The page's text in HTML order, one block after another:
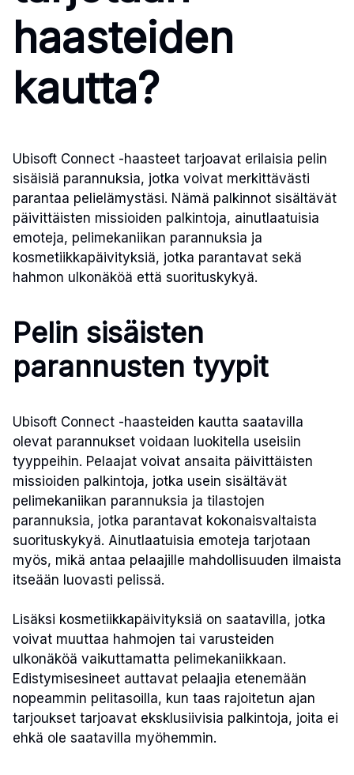
haasteiden
kautta?
Ubisoft Connect -haasteet tarjoavat erilaisia pelin
sisäisiä parannuksia, jotka voivat merkittävästi
parantaa pelielämystäsi. Nämä palkinnot sisältävät
päivittäisten missioiden palkintoja, ainutlaatuisia
emoteja, pelimekaniikan parannuksia ja
kosmetiikkapäivityksiä, jotka parantavat sekä
hahmon ulkonäköä että suorituskykyä.
Pelin sisäisten
parannusten tyypit
Ubisoft Connect -haasteiden kautta saatavilla
olevat parannukset voidaan luokitella useisiin
tyyppeihin. Pelaajat voivat ansaita päivittäisten
missioiden palkintoja, jotka usein sisältävät
pelimekaniikan parannuksia ja tilastojen
parannuksia, jotka parantavat kokonaisvaltaista
suorituskykyä. Ainutlaatuisia emoteja tarjotaan
myös, mikä antaa pelaajille mahdollisuuden ilmaista
itseään luovasti pelissä.
Lisäksi kosmetiikkapäivityksiä on saatavilla, jotka
voivat muuttaa hahmojen tai varusteiden
ulkonäköä vaikuttamatta pelimekaniikkaan.
Edistymisesineet auttavat pelaajia etenemään
nopeammin pelitasoilla, kun taas rajoitetun ajan
tarjoukset tarjoavat eksklusiivisia palkintoja, joita ei
ehkä ole saatavilla myöhemmin.